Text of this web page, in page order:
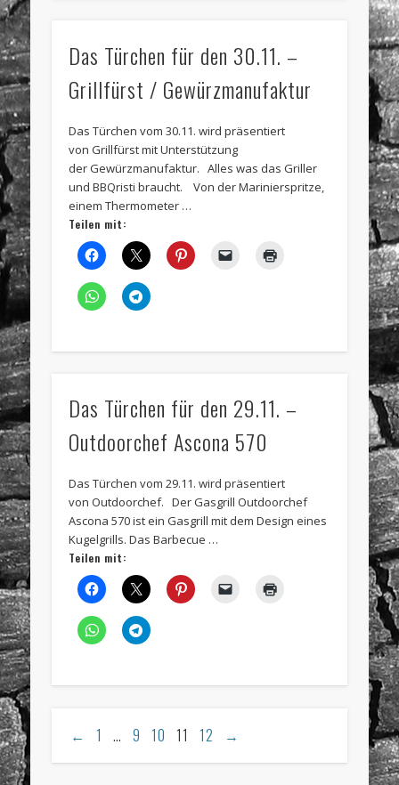
Das Türchen für den 30.11. –
Grillfürst / Gewürzmanufaktur
Das Türchen vom 30.11. wird präsentiert
von Grillfürst mit Unterstützung
der Gewürzmanufaktur. Alles was das Griller
und BBQristi braucht. Von der Marinierspritze,
einem Thermometer …
Teilen mit:
Das Türchen für den 29.11. –
Outdoorchef Ascona 570
Das Türchen vom 29.11. wird präsentiert
von Outdoorchef. Der Gasgrill Outdoorchef
Ascona 570 ist ein Gasgrill mit dem Design eines
Kugelgrills. Das Barbecue …
Teilen mit:
← 1 … 9 10 11 12 →